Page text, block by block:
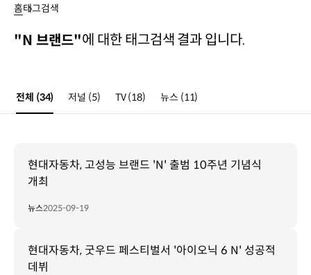
홈태그검색
"N 브랜드"에 대한 태그검색 결과 입니다.
전체 (34) 저널 (5) TV(18) 뉴스 (11)
현대자동차, 고성능 브랜드 'N' 출범 10주년 기념식
개최
뉴스2025-09-19
현대자동차, 굿우드 페스티벌서 '아이오닉 6 N' 성공적
데뷔